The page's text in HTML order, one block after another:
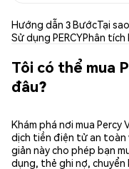
Hướng dẫn 3 BướcTại
Sử dụng PERCYPhân tích
Tôi có thể mua
đâu?
Khám phá nơi mua Percy
dịch tiền điện tử an toàn
giản này cho phép bạn
dụng, thẻ ghi nợ, chuyển